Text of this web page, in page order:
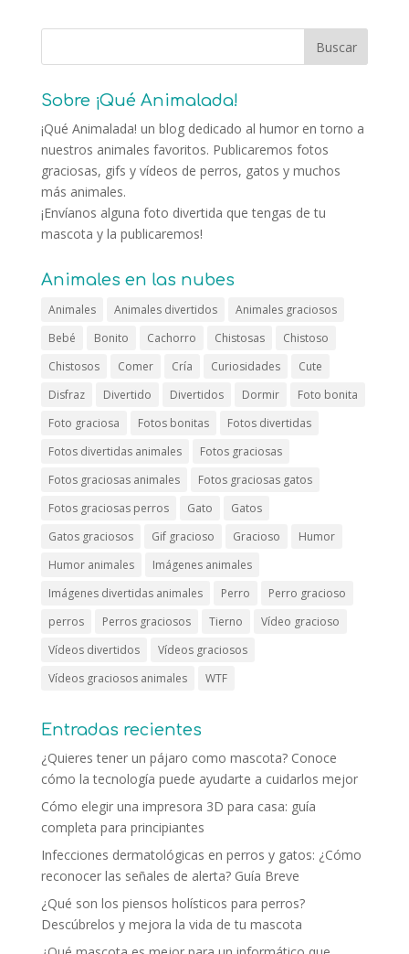
Sobre ¡Qué Animalada!
¡Qué Animalada! un blog dedicado al humor en torno a
nuestros animales favoritos. Publicaremos fotos
graciosas, gifs y vídeos de perros, gatos y muchos
más animales.
¡Envíanos alguna foto divertida que tengas de tu
mascota y la publicaremos!
Animales en las nubes
Animales Animales divertidos
Animales graciosos
Bebé
Bonito Cachorro Chistosas
Chistoso
Chistosos
Comer Cría Curiosidades
Cute
Disfraz
Divertido Divertidos Dormir
Foto bonita
Foto graciosa
Fotos bonitas
Fotos divertidas
Fotos divertidas animales
Fotos graciosas
Fotos graciosas animales
Fotos graciosas gatos
Fotos graciosas perros
Gato
Gatos
Gatos graciosos
Gif gracioso Gracioso
Humor
Humor animales
Imágenes animales
Imágenes divertidas animales
Perro
Perro gracioso
perros
Perros graciosos Tierno
Vídeo gracioso
Vídeos divertidos
Vídeos graciosos
Vídeos graciosos animales
WTF
Entradas recientes
¿Quieres tener un pájaro como mascota? Conoce
cómo la tecnología puede ayudarte a cuidarlos mejor
Cómo elegir una impresora 3D para casa: guía
completa para principiantes
Infecciones dermatológicas en perros y gatos: ¿Cómo
reconocer las señales de alerta? Guía Breve
¿Qué son los piensos holísticos para perros?
Descúbrelos y mejora la vida de tu mascota